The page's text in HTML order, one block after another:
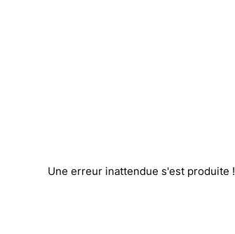
Une erreur inattendue s'est produite !